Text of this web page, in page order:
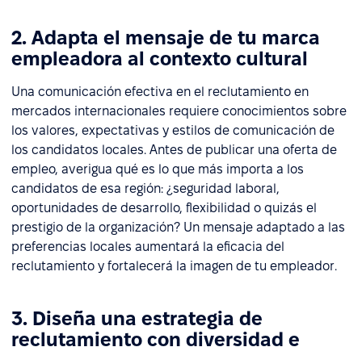
2. Adapta el mensaje de tu marca
empleadora al contexto cultural
Una comunicación efectiva en el reclutamiento en
mercados internacionales requiere conocimientos sobre
los valores, expectativas y estilos de comunicación de
los candidatos locales. Antes de publicar una oferta de
empleo, averigua qué es lo que más importa a los
candidatos de esa región: ¿seguridad laboral,
oportunidades de desarrollo, flexibilidad o quizás el
prestigio de la organización? Un mensaje adaptado a las
preferencias locales aumentará la eficacia del
reclutamiento y fortalecerá la imagen de tu empleador.
3. Diseña una estrategia de
reclutamiento con diversidad e